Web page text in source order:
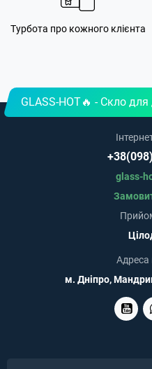
Турбота про кожного клієнта
GLASS-HOT🔥 - Скло
glass-
Адреса
м. Дніпро,